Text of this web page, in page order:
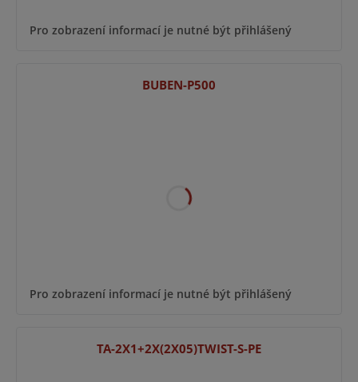
Pro zobrazení informací je nutné být přihlášený
BUBEN-P500
Pro zobrazení informací je nutné být přihlášený
TA-2X1+2X(2X05)TWIST-S-PE